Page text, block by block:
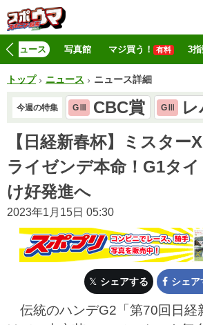
ニュース 写真館 マジ買う！ 有料 3
トップ ニュース ニュース詳細
今週の特集 GⅢ CBC賞 GⅢ
【日経新春杯】ミスタ
ライゼンデ本命！G1タ
け好発進へ
2023年1月15日 05:30
シェアする シェア
伝統のハンデG2「第70回日経